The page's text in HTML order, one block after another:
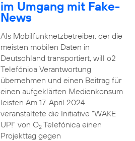
im Umgang mit Fake-
News
Als Mobilfunknetzbetreiber, der die
meisten mobilen Daten in
Deutschland transportiert, will o2
Telefónica Verantwortung
übernehmen und einen Beitrag für
einen aufgeklärten Medienkonsum
leisten Am 17. April 2024
veranstaltete die Initiative “WAKE
UP!” von O2Telefónica einen
Projekttag gegen